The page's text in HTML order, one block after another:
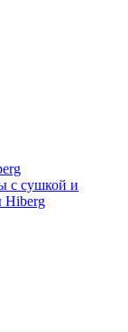
с сушкой и